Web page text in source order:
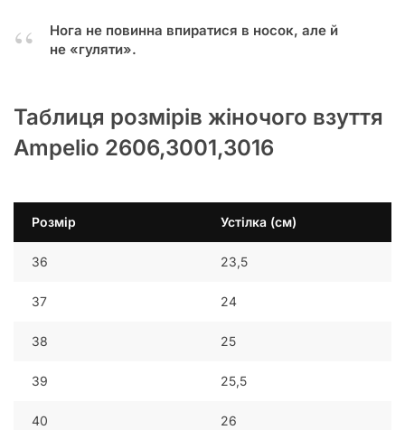
Нога не повинна впиратися в носок, але й
не «гуляти».
Таблиця розмірів жіночого взуття
Ampelio 2606,3001,3016
Розмір Устілка (см)
36 23,5
37 24
38 25
39 25,5
40 26